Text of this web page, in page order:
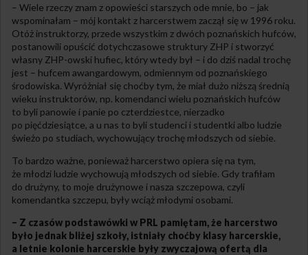
– Wiele rzeczy znam z opowieści starszych ode mnie, bo – jak
wspominałam – mój kontakt z harcerstwem zaczął się w 1996 roku.
Otóż instruktorzy, przede wszystkim z dwóch poznańskich hufców,
postanowili opuścić dotychczasowe struktury ZHP i stworzyć
własny ZHP-owski hufiec, który wtedy był – i do dziś nadal trochę
jest – hufcem awangardowym, odmiennym od poznańskiego
środowiska. Wyróżniał się choćby tym, że miał dużo niższą średnią
wieku instruktorów, np. komendanci wielu poznańskich hufców
to byli panowie i panie po czterdziestce, nierzadko
po pięćdziesiątce, a u nas to byli studenci i studentki albo ludzie
świeżo po studiach, wychowujący trochę młodszych od siebie.
To bardzo ważne, ponieważ harcerstwo opiera się na tym,
że młodzi ludzie wychowują młodszych od siebie. Gdy trafiłam
do drużyny, to moje drużynowe i nasza szczepowa, czyli
komendantka szczepu, były wciąż młodymi osobami.
– Z czasów podstawówki w PRL pamiętam, że harcerstwo
było jednak bliżej szkoły, istniały choćby klasy harcerskie,
a letnie kolonie harcerskie były zwyczajową ofertą dla